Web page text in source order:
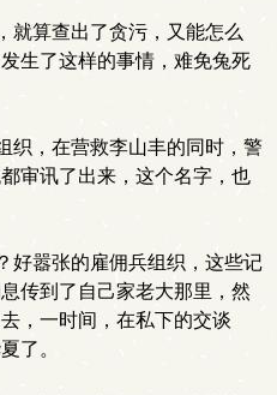
就算查出了贪污，又能怎么
生了这样的事情，难免兔死
织，在营救李山丰的同时，警
审讯了出来，这个名字，也
好嚣张的雇佣兵组织，这些记
传到了自己家老大那里，然
，一时间，在私下的交谈
了。